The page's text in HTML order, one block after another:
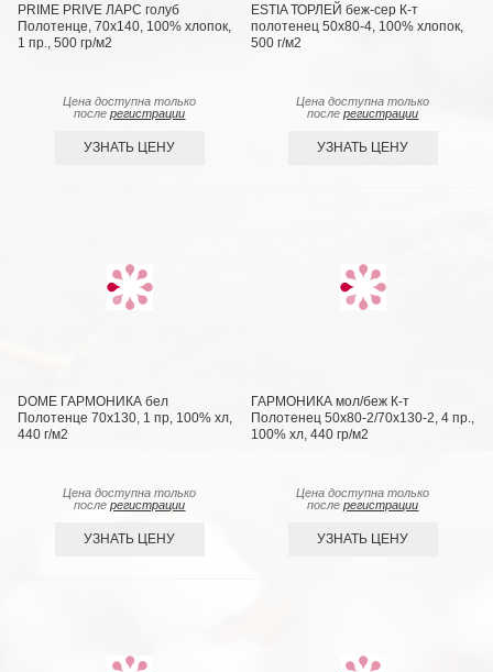
PRIME PRIVE ЛАРС голуб
Полотенце, 70х140, 100% хлопок,
1 пр., 500 гр/м2
Цена доступна только
послерегистрации
УЗНАТЬ ЦЕНУ
ESTIA ТОРЛЕЙ беж-сер К-т
полотенец 50х80-4, 100% хлопок,
500 г/м2
Цена доступна только
послерегистрации
УЗНАТЬ ЦЕНУ
DOME ГАРМОНИКА бел
Полотенце 70x130, 1 пр, 100% хл,
440 г/м2
Цена доступна только
послерегистрации
УЗНАТЬ ЦЕНУ
ГАРМОНИКА мол/беж К-т
Полотенец 50х80-2/70х130-2, 4 пр.,
100% хл, 440 гр/м2
Цена доступна только
послерегистрации
УЗНАТЬ ЦЕНУ